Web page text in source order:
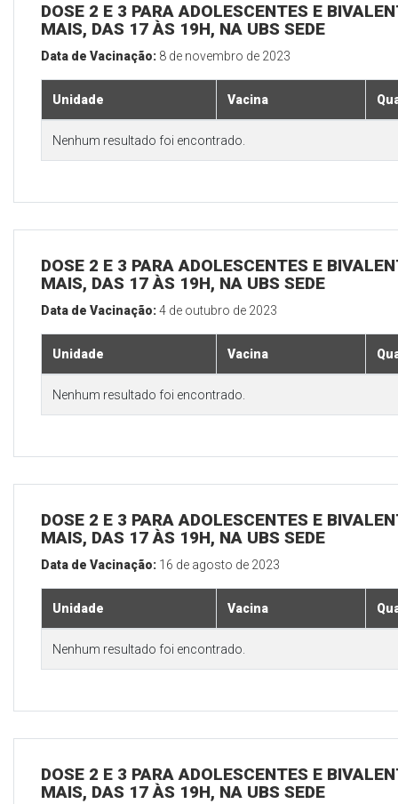
DOSE 2 E 3 PARA ADOLESCENTES E
MAIS, DAS 17 ÀS 19H, NA UBS SEDE
Data de Vacinação: 8 de novembro de 2023
Unidade Vacina
Nenhum resultado foi encontrado.
DOSE 2 E 3 PARA ADOLESCENTES E
MAIS, DAS 17 ÀS 19H, NA UBS SEDE
Data de Vacinação:4 de outubro de 2023
Unidade Vacina
Nenhum resultado foi encontrado.
DOSE 2 E 3 PARA ADOLESCENTES E
MAIS, DAS 17 ÀS 19H, NA UBS SEDE
Data de Vacinação: 16 de agosto de 2023
Unidade Vacina
Nenhum resultado foi encontrado.
DOSE 2 E 3 PARA ADOLESCENTES E
MAIS, DAS 17 ÀS 19H, NA UBS SEDE